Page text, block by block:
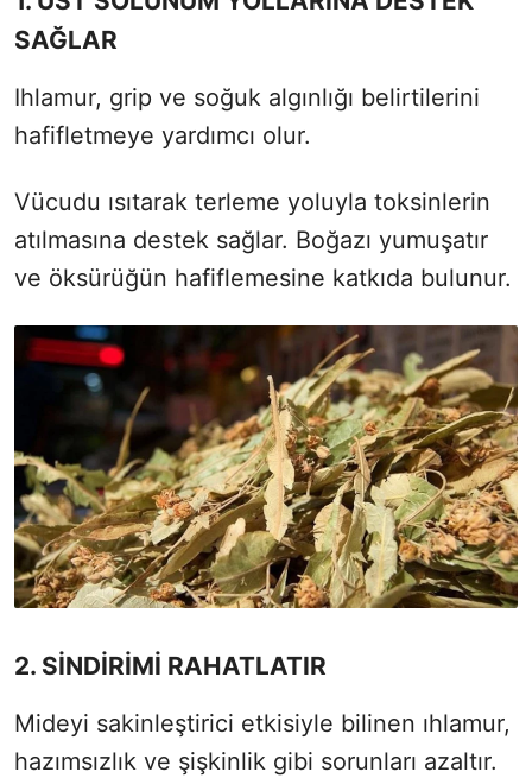
SAĞLAR
Ihlamur, grip ve soğuk algınlığı belirtilerini
hafifletmeye yardımcı olur.
Vücudu ısıtarak terleme yoluyla toksinlerin
atılmasına destek sağlar. Boğazı yumuşatır
ve öksürüğün hafiflemesine katkıda bulunur.
2. SİNDİRİMİ RAHATLATIR
Mideyi sakinleştirici etkisiyle bilinen ıhlamur,
hazımsızlık ve şişkinlik gibi sorunları azaltır.